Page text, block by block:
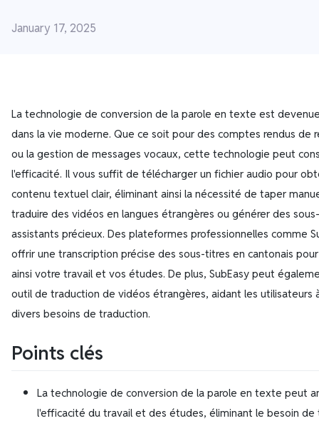
January 17, 2025
La technologie de conversion de la parole en texte est
dans la vie moderne. Que ce soit pour des comptes rendus de
ou la gestion de messages vocaux, cette technologie peut
l'efficacité. Il vous suffit de télécharger un fichier audio pour
contenu textuel clair, éliminant ainsi la nécessité de taper
traduire des vidéos en langues étrangères ou générer des
assistants précieux. Des plateformes professionnelles comme
offrir une transcription précise des sous-titres en cantonais
ainsi votre travail et vos études. De plus, SubEasy peut
outil de traduction de vidéos étrangères, aidant les utilisateurs
divers besoins de traduction.
Points clés
La technologie de conversion de la parole en texte peut
l'efficacité du travail et des études, éliminant le besoin